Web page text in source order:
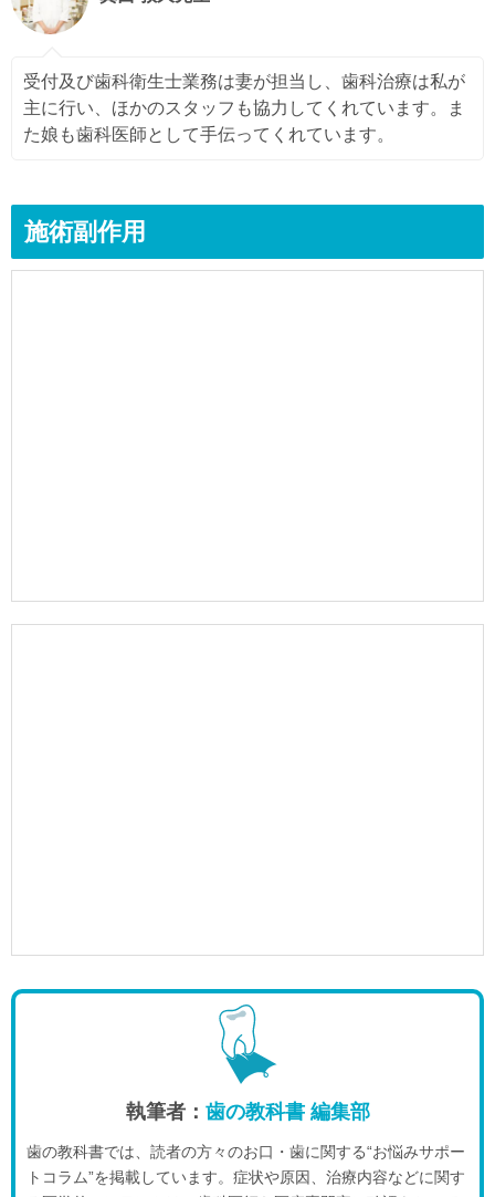
受付及び歯科衛生士業務は妻が担当し、歯科治療は私が
主に行い、ほかのスタッフも協力してくれています。ま
た娘も歯科医師として手伝ってくれています。
施術副作用
執筆者： 歯の教科書 編集部
歯の教科書では、読者の方々のお口・歯に関する“お悩みサポー
トコラム”を掲載しています。症状や原因、治療内容などに関す